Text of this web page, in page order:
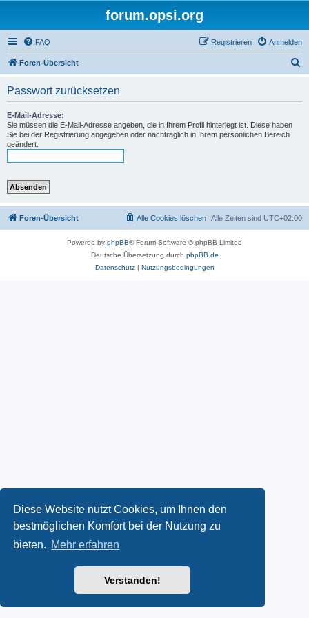
Diese Website nutzt Cookies, um Ihnen den
bestmöglichen Komfort bei der Nutzung zu
bieten. Mehr erfahren
Verstanden!
forum.opsi.org
FAQ Anmelden
Registrieren
Foren-Übersicht
Passwort zurücksetzen
E-Mail-Adresse:
Sie müssen die E-Mail-Adresse angeben, die in Ihrem Profil hinterlegt ist. Diese haben
Sie bei der Registrierung angegeben oder nachträglich in Ihrem persönlichen Bereich
geändert.
Foren-Übersicht Alle Zeiten sind UTC+02:00
Alle Cookies löschen
Powered by phpBB® Forum Software © phpBB Limited
Deutsche Übersetzung durch phpBB.de
Datenschutz| Nutzungsbedingungen